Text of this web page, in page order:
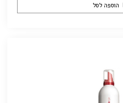
הוספה לסל